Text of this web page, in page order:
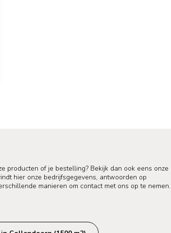
producten of je bestelling? Bekijk dan ook eens onze
hier onze bedrijfsgegevens, antwoorden op
manieren om contact met ons op te nemen.